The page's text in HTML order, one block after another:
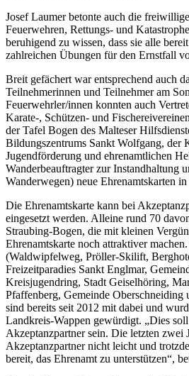
Josef Laumer betonte auch die
Feuerwehren, Rettungs- und
beruhigend zu wissen, dass sie alle
zahlreichen Übungen für den Ernstfall
Breit gefächert war entsprechend auch
Teilnehmerinnen und Teilnehmer am
Feuerwehrler/innen konnten auch
Karate-, Schützen- und
der Tafel Bogen des Malteser
Bildungszentrums Sankt Wolfgang, der
Jugendförderung und ehrenamtlichen
Wanderbeauftragter zur Instandhaltung
Wanderwegen) neue Ehrenamtskarten
Die Ehrenamtskarte kann bei
eingesetzt werden. Alleine rund 70
Straubing-Bogen, die mit kleinen
Ehrenamtskarte noch attraktiver
(Waldwipfelweg, Pröller-Skilift,
Freizeitparadies Sankt Englmar,
Kreisjugendring, Stadt Geiselhöring,
Pfaffenberg, Gemeinde Oberschneiding
sind bereits seit 2012 mit dabei und
Landkreis-Wappen gewürdigt. „Dies
Akzeptanzpartner sein. Die letzten zwei
Akzeptanzpartner nicht leicht und
bereit, das Ehrenamt zu unterstützen“,